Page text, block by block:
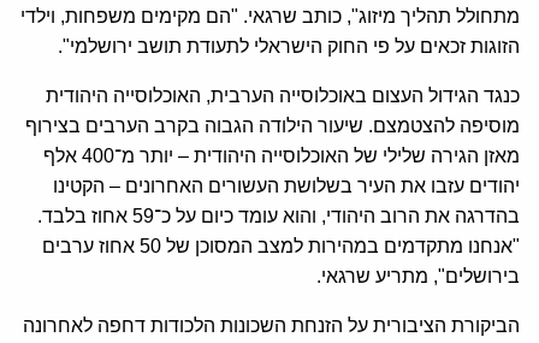
מתחולל תהליך מיזוג", כותב שרגאי. "הם מקימים משפחות, וילדי
הזוגות זכאים על פי החוק הישראלי לתעודת תושב ירושלמי".
כנגד הגידול העצום באוכלוסייה הערבית, האוכלוסייה היהודית
מוסיפה להצטמצם. שיעור הילודה הגבוה בקרב הערבים בצירוף
מאזן הגירה שלילי של האוכלוסייה היהודית – יותר מ־400 אלף
יהודים עזבו את העיר בשלושת העשורים האחרונים – הקטינו
בהדרגה את הרוב היהודי, והוא עומד כיום על כ־59 אחוז בלבד.
"אנחנו מתקדמים במהירות למצב המסוכן של 50 אחוז ערבים
בירושלים", מתריע שרגאי.
הביקורת הציבורית על הזנחת השכונות הלכודות דחפה לאחרונה